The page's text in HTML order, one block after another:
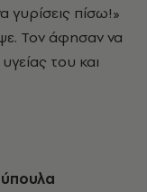
γυρίσεις πίσω!»
Τον άφησαν να
του και